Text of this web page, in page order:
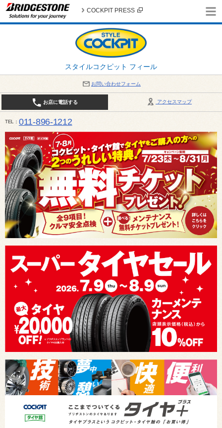
スタイルコクピット フィール
COCKPIT PRESS
お問い合わせフォーム
アクセスマップ
お店に電話する
TEL 011-896-1212
平日・日・祝日：作業受付10:00～17:30 、商談受付は10:00～18:00 まで 営業時間は10:00～
受け出来ない場合がございます。店舗までお問い合わせください。電話も込み合うことが予想さ
日：2026年8月の定休日 毎週 火曜日と水曜日 8月10日(月曜日) から 8月14日(金曜